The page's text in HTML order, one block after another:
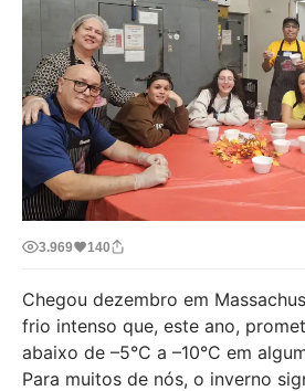
3.969 140
Chegou dezembro em
frio intenso que, este ano,
abaixo de –5°C a –10°C em
Para muitos de nós, o inverno